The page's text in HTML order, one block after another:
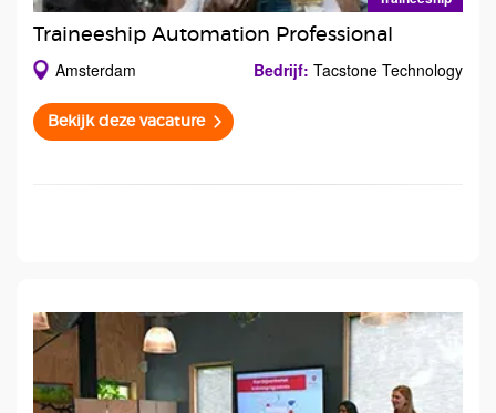
Traineeship Automation Professional
Amsterdam Bedrijf: Tacstone Technology
Bekijk deze vacature